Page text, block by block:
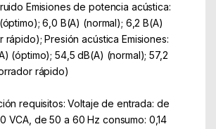
Emisiones de potencia acústica:
6,0 B(A) (normal); 6,2 B(A)
rápido); Presión acústica Emisiones:
(óptimo); 54,5 dB(A) (normal); 57,2
rápido)
requisitos: Voltaje de entrada: de
VCA, de 50 a 60 Hz consumo: 0,14